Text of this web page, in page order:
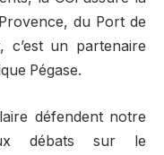
du Port de
c’est un partenaire
Pégase.
défendent notre
débats sur le